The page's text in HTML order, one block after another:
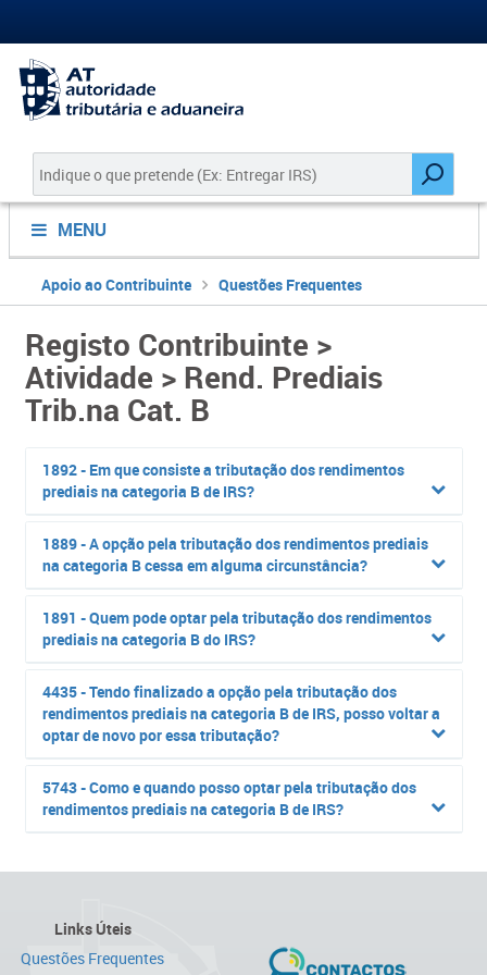
MENU
Apoio ao Contribuinte Questões Frequentes
Registo Contribuinte >
Atividade > Rend. Prediais
Trib.na Cat. B
1892 - Em que consiste a tributação dos rendimentos
prediais na categoria B de IRS?
1889 - A opção pela tributação dos rendimentos prediais
na categoria B cessa em alguma circunstância?
1891 - Quem pode optar pela tributação dos rendimentos
prediais na categoria B do IRS?
4435 - Tendo finalizado a opção pela tributação dos
rendimentos prediais na categoria B de IRS, posso voltar a
optar de novo por essa tributação?
5743 - Como e quando posso optar pela tributação dos
rendimentos prediais na categoria B de IRS?
Links Úteis
Questões Frequentes